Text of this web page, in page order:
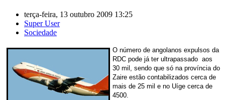
terça-feira, 13 outubro 2009 13:25
Super User
Sociedade
O número de angolanos expulsos da
RDC pode já ter ultrapassado aos
30 mil, sendo que só na província do
Zaire estão contabilizados cerca de
mais de 25 mil e no Uíge cerca de
4500.